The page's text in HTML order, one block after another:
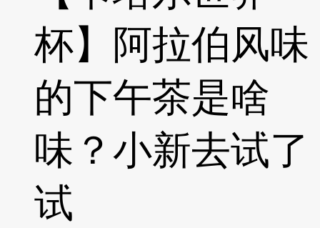
杯】阿拉伯风味
的下午茶是啥
味？小新去试了
试